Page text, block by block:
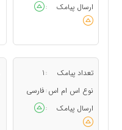
ارسال پیامک
:
تعداد پیامک :
1
نوع اس ام اس : فارسی
ارسال پیامک
: